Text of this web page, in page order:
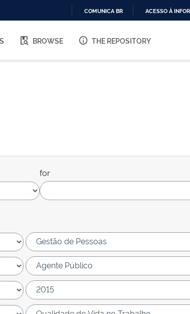
O
COMUNICA BR ACESSO À
BROWSE THE REPOSITORY
for